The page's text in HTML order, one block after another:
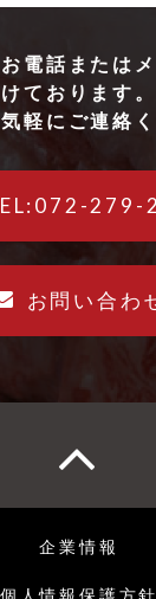
電話または
けております。
軽にご連絡
279-
お問い合わ
企業情報
個人情報保護方針